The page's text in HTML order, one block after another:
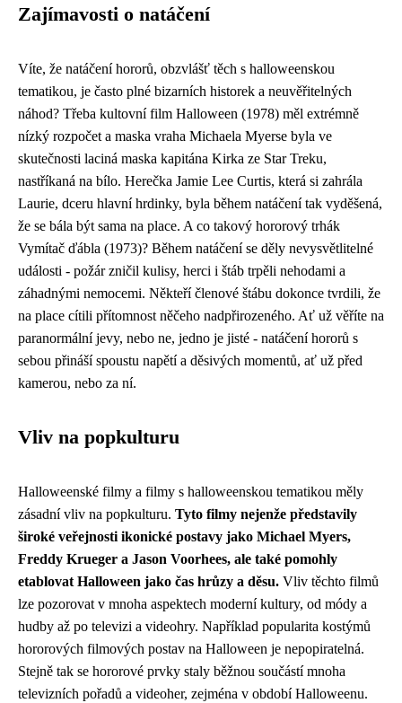
Zajímavosti o natáčení
Víte, že natáčení hororů, obzvlášť těch s halloweenskou
tematikou, je často plné bizarních historek a neuvěřitelných
náhod? Třeba kultovní film Halloween (1978) měl extrémně
nízký rozpočet a maska vraha Michaela Myerse byla ve
skutečnosti laciná maska kapitána Kirka ze Star Treku,
nastříkaná na bílo. Herečka Jamie Lee Curtis, která si zahrála
Laurie, dceru hlavní hrdinky, byla během natáčení tak vyděšená,
že se bála být sama na place. A co takový hororový trhák
Vymítač ďábla (1973)? Během natáčení se děly nevysvětlitelné
události - požár zničil kulisy, herci i štáb trpěli nehodami a
záhadnými nemocemi. Někteří členové štábu dokonce tvrdili, že
na place cítili přítomnost něčeho nadpřirozeného. Ať už věříte na
paranormální jevy, nebo ne, jedno je jisté - natáčení hororů s
sebou přináší spoustu napětí a děsivých momentů, ať už před
kamerou, nebo za ní.
Vliv na popkulturu
Halloweenské filmy a filmy s halloweenskou tematikou měly
zásadní vliv na popkulturu. Tyto filmy nejenže představily
široké veřejnosti ikonické postavy jako Michael Myers,
Freddy Krueger a Jason Voorhees, ale také pomohly
etablovat Halloween jako čas hrůzy a děsu. Vliv těchto filmů
lze pozorovat v mnoha aspektech moderní kultury, od módy a
hudby až po televizi a videohry. Například popularita kostýmů
hororových filmových postav na Halloween je nepopiratelná.
Stejně tak se hororové prvky staly běžnou součástí mnoha
televizních pořadů a videoher, zejména v období Halloweenu.